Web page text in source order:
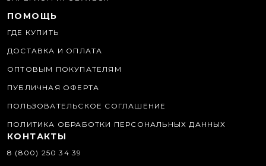
ПОМОЩЬ
ГДЕ КУПИТЬ
ДОСТАВКА И ОПЛАТА
ОПТОВЫМ ПОКУПАТЕЛЯМ
ПУБЛИЧНАЯ ОФЕРТА
ПОЛЬЗОВАТЕЛЬСКОЕ СОГЛАШЕНИЕ
ПОЛИТИКА ОБРАБОТКИ ПЕРСОНАЛЬНЫХ ДАННЫХ
КОНТАКТЫ
8 (800) 250 34 39